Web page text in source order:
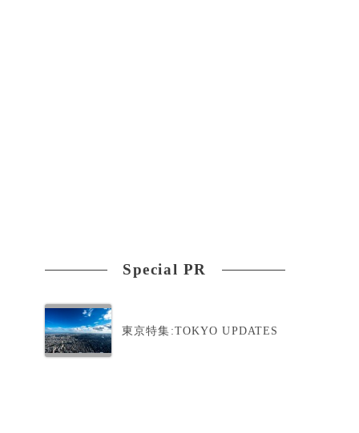
Special PR
東京特集:TOKYO UPDATES